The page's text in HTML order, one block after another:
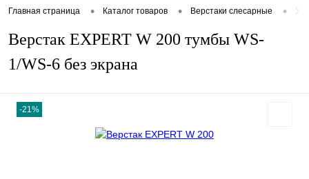
Главная страница • Каталог товаров • Верстаки слесарные •
Верстак EXPERT W 200 тумбы WS-
1/WS-6 без экрана
-21%